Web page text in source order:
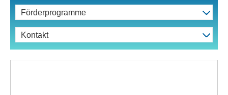
Förderprogramme
Kontakt